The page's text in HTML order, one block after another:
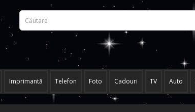
Imprimantă Telefon Foto Cadouri TV Auto